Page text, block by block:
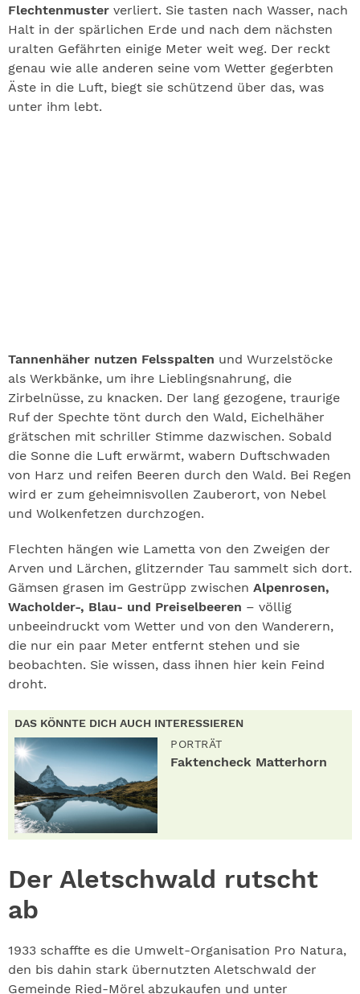
Flechtenmuster verliert. Sie tasten nach Wasser, nach
Halt in der spärlichen Erde und nach dem nächsten
uralten Gefährten einige Meter weit weg. Der reckt
genau wie alle anderen seine vom Wetter gegerbten
Äste in die Luft, biegt sie schützend über das, was
unter ihm lebt.
Tannenhäher nutzen Felsspalten und Wurzelstöcke
als Werkbänke, um ihre Lieblingsnahrung, die
Zirbelnüsse, zu knacken. Der lang gezogene, traurige
Ruf der Spechte tönt durch den Wald, Eichelhäher
grätschen mit schriller Stimme dazwischen. Sobald
die Sonne die Luft erwärmt, wabern Duftschwaden
von Harz und reifen Beeren durch den Wald. Bei Regen
wird er zum geheimnisvollen Zauberort, von Nebel
und Wolkenfetzen durchzogen.
Flechten hängen wie Lametta von den Zweigen der
Arven und Lärchen, glitzernder Tau sammelt sich dort.
Gämsen grasen im Gestrüpp zwischen Alpenrosen,
Wacholder-, Blau- und Preiselbeeren – völlig
unbeeindruckt vom Wetter und von den Wanderern,
die nur ein paar Meter entfernt stehen und sie
beobachten. Sie wissen, dass ihnen hier kein Feind
droht.
DAS KÖNNTE DICH AUCH INTERESSIEREN
PORTRÄT
Faktencheck Matterhorn
Der Aletschwald rutscht
ab
1933 schaffte es die Umwelt-Organisation Pro Natura,
den bis dahin stark übernutzten Aletschwald der
Gemeinde Ried-Mörel abzukaufen und unter